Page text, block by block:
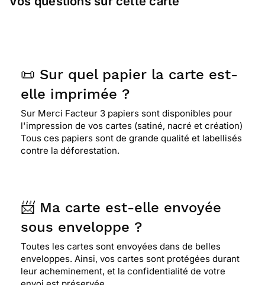
📜 Sur quel papier la carte est-
elle imprimée ?
Sur Merci Facteur 3 papiers sont disponibles pour
l'impression de vos cartes (satiné, nacré et création)
Tous ces papiers sont de grande qualité et labellisés
contre la déforestation.
📨 Ma carte est-elle envoyée
sous enveloppe ?
Toutes les cartes sont envoyées dans de belles
enveloppes. Ainsi, vos cartes sont protégées durant
leur acheminement, et la confidentialité de votre